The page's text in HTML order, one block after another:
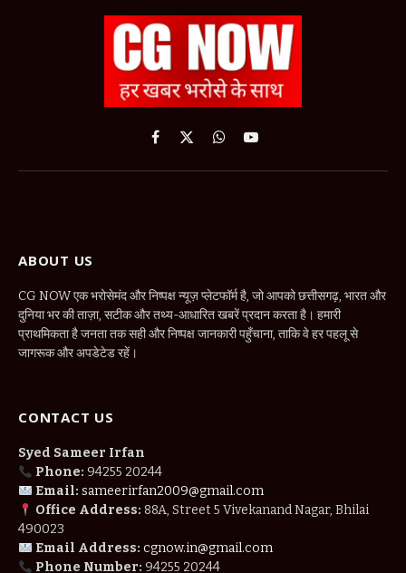
Facebook
X
WhatsApp
YouTube
ABOUT US
CG NOW एक भरोसेमंद और निष्पक्ष न्यूज़ प्लेटफॉर्म है, जो आपको छत्तीसगढ़, भारत और
दुनिया भर की ताज़ा, सटीक और तथ्य-आधारित खबरें प्रदान करता है। हमारी
प्राथमिकता है जनता तक सही और निष्पक्ष जानकारी पहुँचाना, ताकि वे हर पहलू से
जागरूक और अपडेटेड रहें।
CONTACT US
Syed Sameer Irfan
Phone: 94255 20244
Email: sameerirfan2009@gmail.com
Office Address: 88A, Street 5 Vivekanand Nagar, Bhilai
490023
Email Address: cgnow.in@gmail.com
Phone Number: 94255 20244